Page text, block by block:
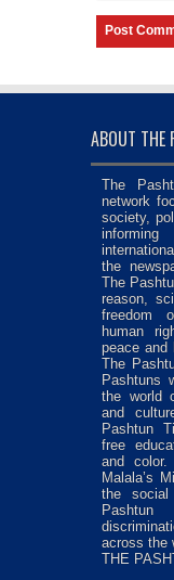
ABOUT THE
The
network
society,
the
The
reason,
freedom
human
peace and
The
Pashtuns
the world
and
Pashtun
free
and
Malala’s
the
Pashtun
across the
THE